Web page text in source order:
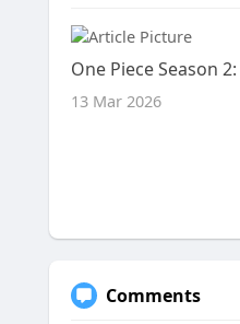
13 Mar 2026
Comments